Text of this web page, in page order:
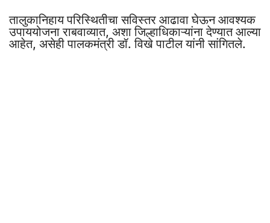
तालुकानिहाय परिस्थितीचा सविस्तर आढावा घेऊन आवश्यक
उपाययोजना राबवाव्यात, अशा जिल्हाधिकाऱ्यांना देण्यात आल्या
आहेत, असेही पालकमंत्री डॉ. विखे पाटील यांनी सांगितले.